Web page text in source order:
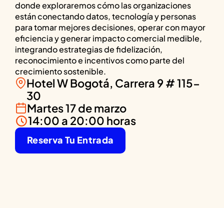
donde exploraremos cómo las organizaciones
están conectando datos, tecnología y personas
para tomar mejores decisiones, operar con mayor
eficiencia y generar impacto comercial medible,
integrando estrategias de fidelización,
reconocimiento e incentivos como parte del
crecimiento sostenible.
Hotel W Bogotá, Carrera 9 # 115-
30
Martes 17 de marzo
14:00 a 20:00 horas
Reserva Tu Entrada